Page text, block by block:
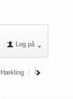
Log på
Hækling